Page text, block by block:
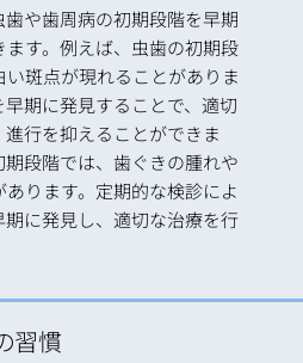
や歯周病の初期段階を早期
す。例えば、虫歯の初期段
斑点が現れることがありま
期に発見することで、適切
行を抑えることができま
段階では、歯ぐきの腫れや
ります。定期的な検診によ
期に発見し、適切な治療を行
習慣